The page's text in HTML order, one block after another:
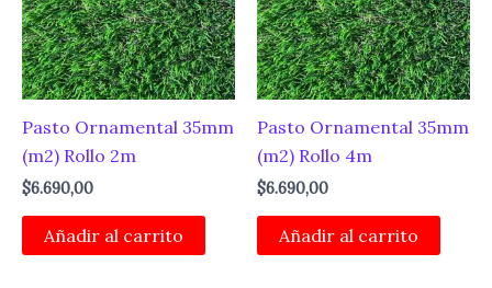
Pasto Ornamental 35mm
(m2) Rollo 2m
$6.690,00
Añadir al carrito
Pasto Ornamental 35mm
(m2) Rollo 4m
$6.690,00
Añadir al carrito